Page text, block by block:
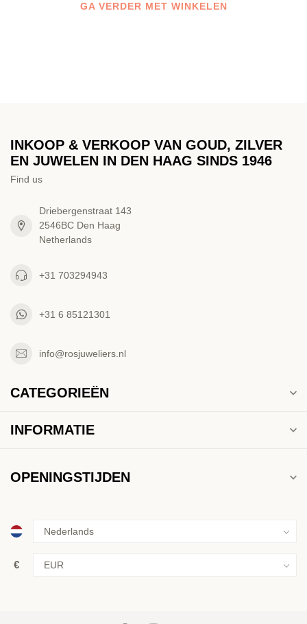
GA VERDER MET WINKELEN
INKOOP & VERKOOP VAN GOUD, ZILVER
EN JUWELEN IN DEN HAAG SINDS 1946
Find us
Driebergenstraat 143
2546BC Den Haag
Netherlands
+31 703294943
+31 6 85121301
info@rosjuweliers.nl
CATEGORIEËN
INFORMATIE
OPENINGSTIJDEN
€